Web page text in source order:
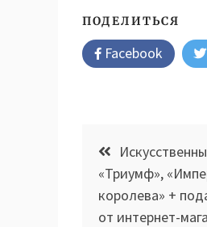
ПОДЕЛИТЬСЯ
Facebook
Навигация
по
записям
«Триумф»,
королева» +
от интернет-